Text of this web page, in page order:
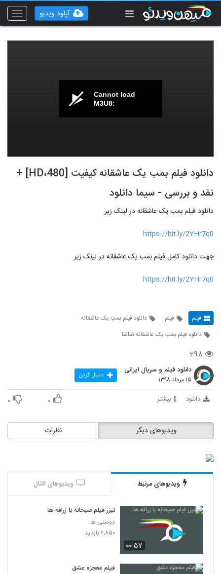
Toggle
آپلود ویدیو
Cannot load
M3U8:
دانلود فیلم بمب یک عاشقانه کیفیت [480،HD] +
نقد و بررسی - سیما دانلود
دانلود فیلم بمب یک عاشقانه در لینک زیر
https://bit.ly/2YHr7q0
جهت دانلود کامل فیلم بمب یک عاشقانه در لینک زیر
https://bit.ly/2YHr7q0
فیلم فیلم
دانلود فیلم بمب یک عاشقانه
دانلود فیلم بمب یک عاشقانه نماشا
۲۹۸
دانلود فیلم و سریال ایرانی
۱۵ مرداد ۱۳۹۸ دنبال کردن
دانلود بیشتر ۰ ۰
نظرات ویدیوهای دیگر
ویدیوهای مرتبط ویدیوهای کانال
۰۰:۵۷
تیزر فیلم صبحانه با زرافه ها
دوستی ها
۲,۸۵۰ بازدید
فیلم معجزه عشق